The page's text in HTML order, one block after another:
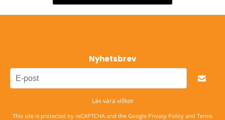
Nyhetsbrev
Läs våra villkor
This site is protected by reCAPTCHA and the Google Privacy Policy and Terms